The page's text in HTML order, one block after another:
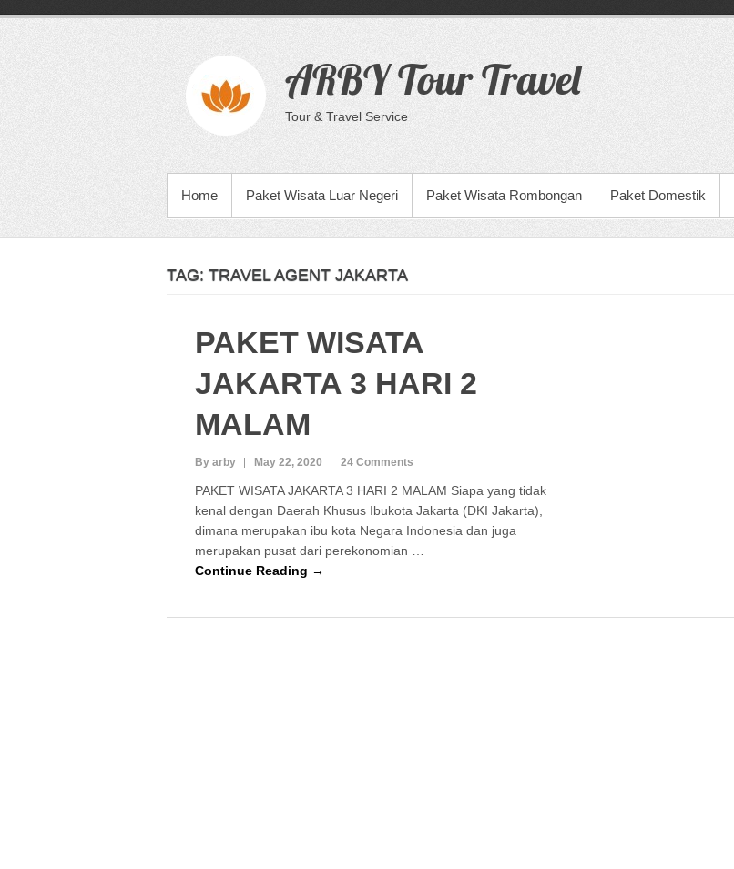
content
ARBY Tour Travel
Tour & Travel Service
PRIMARY MENU
Home Paket Wisata Luar Negeri Paket Wisata Rombongan Paket Domestik
TAG: TRAVEL AGENT JAKARTA
PAKET WISATA
JAKARTA 3 HARI 2
MALAM
By arby May 22, 2020 24 Comments
PAKET WISATA JAKARTA 3 HARI 2 MALAM Siapa yang tidak
kenal dengan Daerah Khusus Ibukota Jakarta (DKI Jakarta),
dimana merupakan ibu kota Negara Indonesia dan juga
merupakan pusat dari perekonomian …
Continue Reading →